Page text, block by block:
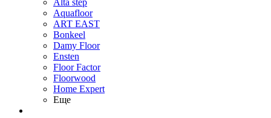
Alta step
Aquafloor
ART EAST
Bonkeel
Damy Floor
Ensten
Floor Factor
Floorwood
Home Expert
Еще